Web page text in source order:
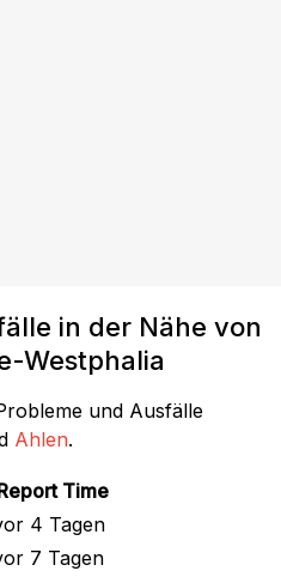
in der Nähe von
Westphalia
und Ausfälle
Ahlen.
Time
4 Tagen
7 Tagen